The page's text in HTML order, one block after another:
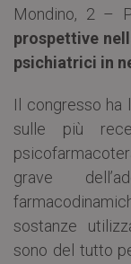
Mondino, 2 –
prospettive
psichiatrici in
Il congresso ha
sulle più
grave
sostanze
sono del tutto